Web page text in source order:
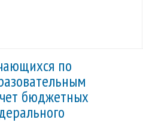
по
бюджетных